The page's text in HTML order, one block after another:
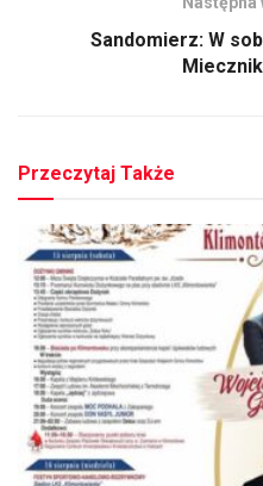
Sandomierz: W
Przeczytaj Także